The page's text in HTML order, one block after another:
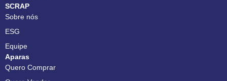
SCRAP
Sobre nós
ESG
Equipe
Aparas
Quero Comprar